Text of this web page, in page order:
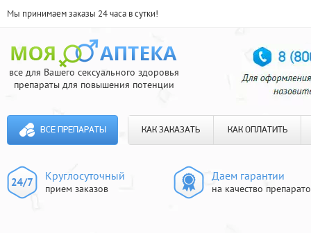
Мы принимаем заказы 24 часа в сутки!
все для Вашего сексуального здоровья
препараты для повышения потенции
ВСЕ ПРЕПАРАТЫ КАК ЗАКАЗАТЬ КАК ОПЛАТИТЬ
Круглосуточный
прием заказов
Даем гарантии
на качество